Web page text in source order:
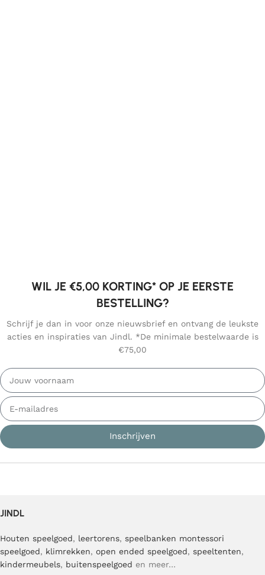
WIL JE €5,00 KORTING* OP JE EERSTE
BESTELLING?
Schrijf je dan in voor onze nieuwsbrief en ontvang de leukste
acties en inspiraties van Jindl. *De minimale bestelwaarde is
€75,00
Inschrijven
JINDL
Houten speelgoed, leertorens, speelbanken montessori
speelgoed, klimrekken, open ended speelgoed, speeltenten,
kindermeubels, buitenspeelgoed en meer…